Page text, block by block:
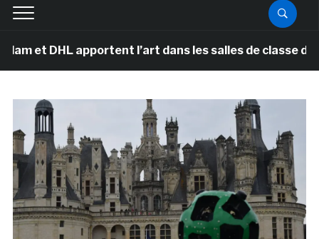
DHL apportent l’art dans les salles de classe des